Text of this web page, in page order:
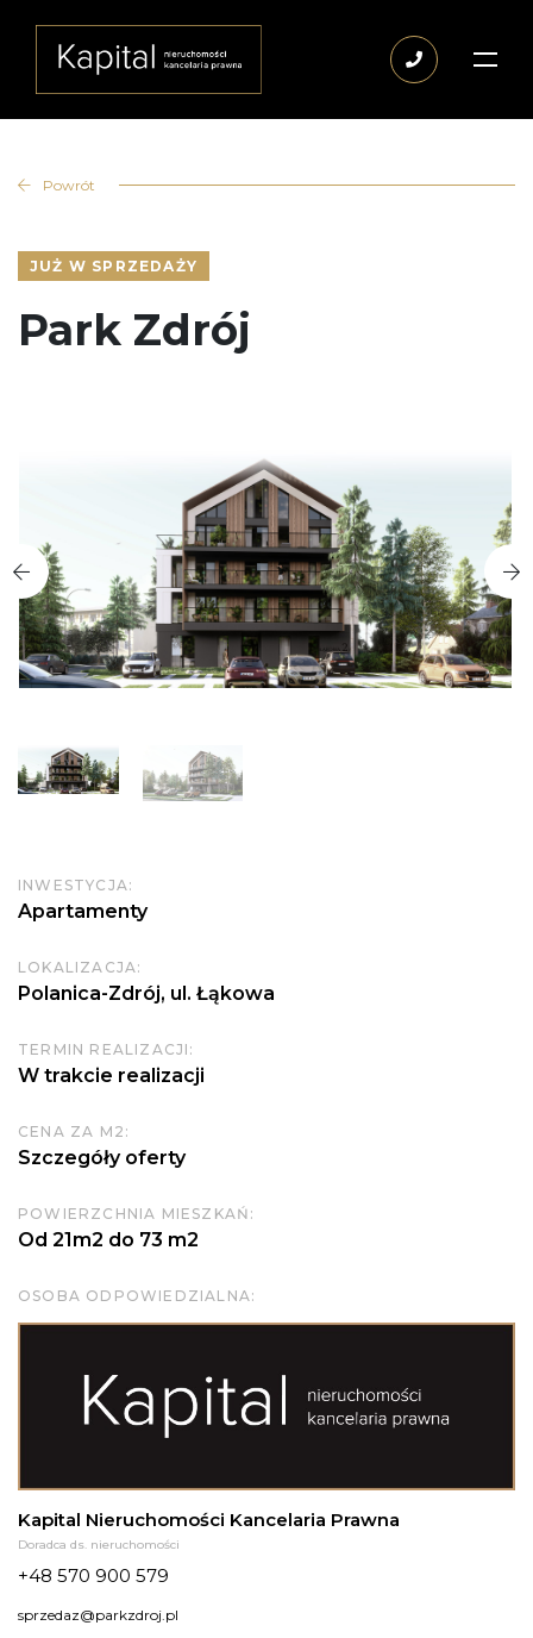
Powrót
JUŻ W SPRZEDAŻY
Park Zdrój
INWESTYCJA:
Apartamenty
LOKALIZACJA:
Polanica-Zdrój, ul. Łąkowa
TERMIN REALIZACJI:
W trakcie realizacji
CENA ZA M2:
Szczegóły oferty
POWIERZCHNIA MIESZKAŃ:
Od 21m2 do 73 m2
OSOBA ODPOWIEDZIALNA:
Kapital Nieruchomości Kancelaria Prawna
Doradca ds. nieruchomości
+48 570 900 579
sprzedaz@parkzdroj.pl